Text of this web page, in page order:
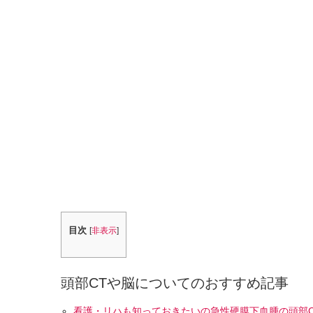
目次 [非表示]
頭部CTや脳についてのおすすめ記事